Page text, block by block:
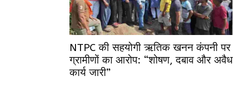
NTPC की सहयोगी ऋतिक खनन कंपनी पर
ग्रामीणों का आरोप: “शोषण, दबाव और अवैध
कार्य जारी”